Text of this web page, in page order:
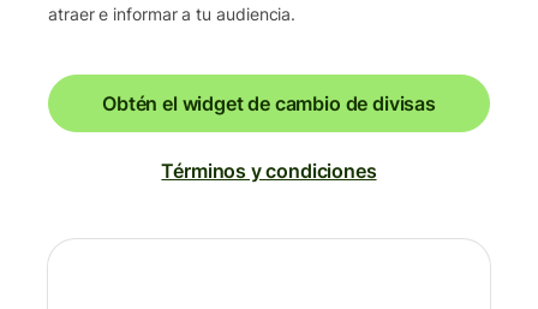
atraer e informar a tu audiencia.
Obtén el widget de cambio de divisas
Términos y condiciones